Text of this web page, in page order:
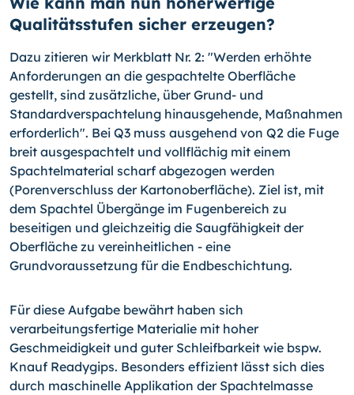
Qualitätsstufen sicher erzeugen?
Dazu zitieren wir Merkblatt Nr. 2: "Werden erhöhte
Anforderungen an die gespachtelte Oberfläche
gestellt, sind zusätzliche, über Grund- und
Standardverspachtelung hinausgehende, Maßnahmen
erforderlich". Bei Q3 muss ausgehend von Q2 die Fuge
breit ausgespachtelt und vollflächig mit einem
Spachtelmaterial scharf abgezogen werden
(Porenverschluss der Kartonoberfläche). Ziel ist, mit
dem Spachtel Übergänge im Fugenbereich zu
beseitigen und gleichzeitig die Saugfähigkeit der
Oberfläche zu vereinheitlichen - eine
Grundvoraussetzung für die Endbeschichtung.
Für diese Aufgabe bewährt haben sich
verarbeitungsfertige Materialie mit hoher
Geschmeidigkeit und guter Schleifbarkeit wie bspw.
Knauf Readygips. Besonders effizient lässt sich dies
durch maschinelle Applikation der Spachtelmasse